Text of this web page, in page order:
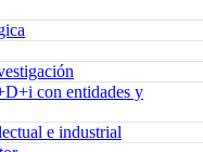
con entidades y
e industrial